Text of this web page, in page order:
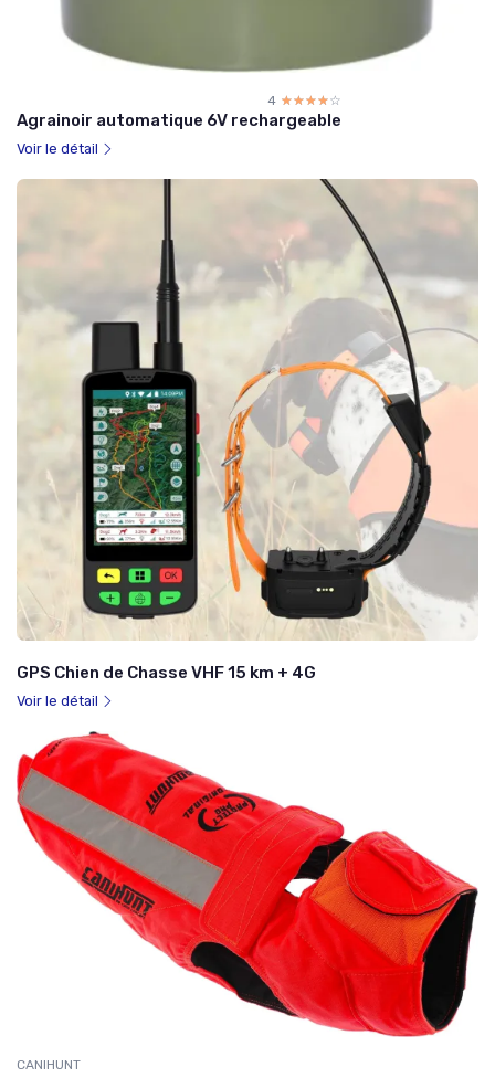
4 ☆☆☆☆☆
★★★★★
Agrainoir automatique 6V rechargeable
Voir le détail
GPS Chien de Chasse VHF 15 km + 4G
Voir le détail
CANIHUNT